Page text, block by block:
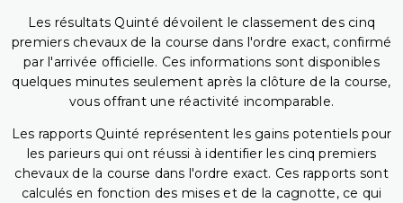
Les résultats Quinté dévoilent le classement des cinq
premiers chevaux de la course dans l'ordre exact, confirmé
par l'arrivée officielle. Ces informations sont disponibles
quelques minutes seulement après la clôture de la course,
vous offrant une réactivité incomparable.
Les rapports Quinté représentent les gains potentiels pour
les parieurs qui ont réussi à identifier les cinq premiers
chevaux de la course dans l'ordre exact. Ces rapports sont
calculés en fonction des mises et de la cagnotte, ce qui